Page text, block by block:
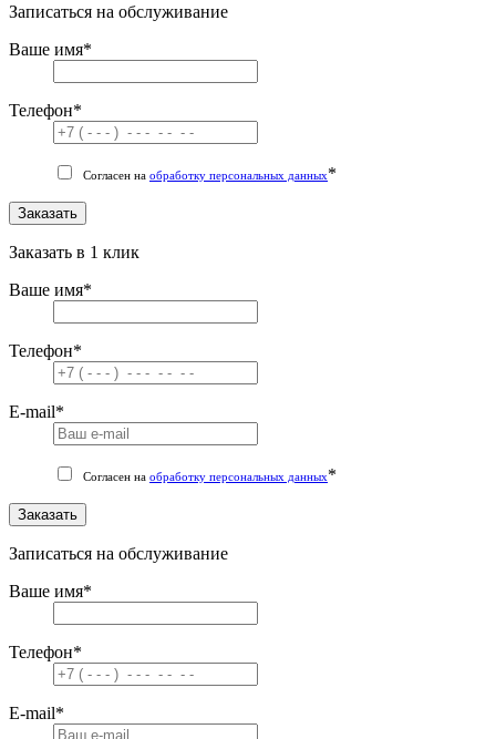
Записаться на обслуживание
Ваше имя*
Телефон*
Согласен на обработку персональных данных*
Заказать
Заказать в 1 клик
Ваше имя*
Телефон*
E-mail*
Согласен на обработку персональных данных*
Заказать
Записаться на обслуживание
Ваше имя*
Телефон*
E-mail*